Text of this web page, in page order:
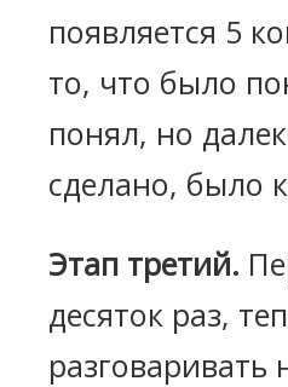
появляется 5
то, что было
понял, но
сделано, было
Этап третий.
десяток раз,
разговаривать